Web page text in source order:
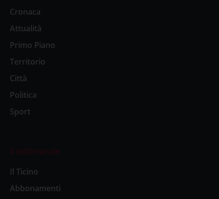
Cronaca
Attualità
Primo Piano
Territorio
Città
Politica
Sport
Il settimanale
Il Ticino
Abbonamenti